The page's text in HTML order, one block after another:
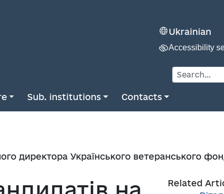
Ukrainian
Accessibility
Sub. institutions Contacts
директора Українського ветеранського
Related